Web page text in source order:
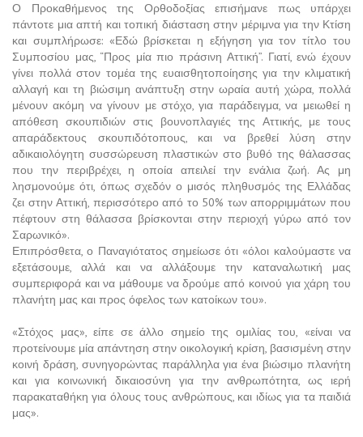
Ο Προκαθήμενος της Ορθοδοξίας επισήμανε πως υπάρχει
πάντοτε μια απτή και τοπική διάσταση στην μέριμνα για την Κτίση
και συμπλήρωσε: «Εδώ βρίσκεται η εξήγηση για τον τίτλο του
Συμποσίου μας, “Προς μία πιο πράσινη Αττική”. Γιατί, ενώ έχουν
γίνει πολλά στον τομέα της ευαισθητοποίησης για την κλιματική
αλλαγή και τη βιώσιμη ανάπτυξη στην ωραία αυτή χώρα, πολλά
μένουν ακόμη να γίνουν με στόχο, για παράδειγμα, να μειωθεί η
απόθεση σκουπιδιών στις βουνοπλαγιές της Αττικής, με τους
απαράδεκτους σκουπιδότοπους, και να βρεθεί λύση στην
αδικαιολόγητη συσσώρευση πλαστικών στο βυθό της θάλασσας
που την περιβρέχει, η οποία απειλεί την ενάλια ζωή. Ας μη
λησμονούμε ότι, όπως σχεδόν ο μισός πληθυσμός της Ελλάδας
ζει στην Αττική, περισσότερο από το 50% των απορριμμάτων που
πέφτουν στη θάλασσα βρίσκονται στην περιοχή γύρω από τον
Σαρωνικό».
Επιπρόσθετα, ο Παναγιότατος σημείωσε ότι «όλοι καλούμαστε να
εξετάσουμε, αλλά και να αλλάξουμε την καταναλωτική μας
συμπεριφορά και να μάθουμε να δρούμε από κοινού για χάρη του
πλανήτη μας και προς όφελος των κατοίκων του».
«Στόχος μας», είπε σε άλλο σημείο της ομιλίας του, «είναι να
προτείνουμε μία απάντηση στην οικολογική κρίση, βασισμένη στην
κοινή δράση, συνηγορώντας παράλληλα για ένα βιώσιμο πλανήτη
και για κοινωνική δικαιοσύνη για την ανθρωπότητα, ως ιερή
παρακαταθήκη για όλους τους ανθρώπους, και ιδίως για τα παιδιά
μας».